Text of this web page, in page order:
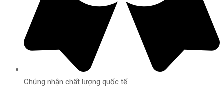
Chứng nhận chất lượng quốc tế